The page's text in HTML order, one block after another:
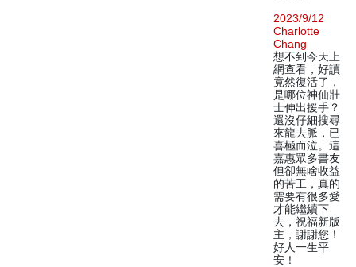
2023/9/12
Charlotte
Chang
想不到今天上
網查看，好讀
竟然復活了，
是哪位神仙壯
士伸出援手？
還沒仔細搜尋
來龍去脈，已
喜極而泣。這
嘉惠眾多書友
但卻無啥收益
的苦工，真的
需要有很多愛
才能繼續下
去，祝福新版
主，謝謝您！
好人一生平
安！